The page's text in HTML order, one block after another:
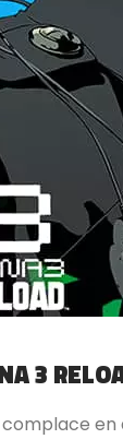
3
complace